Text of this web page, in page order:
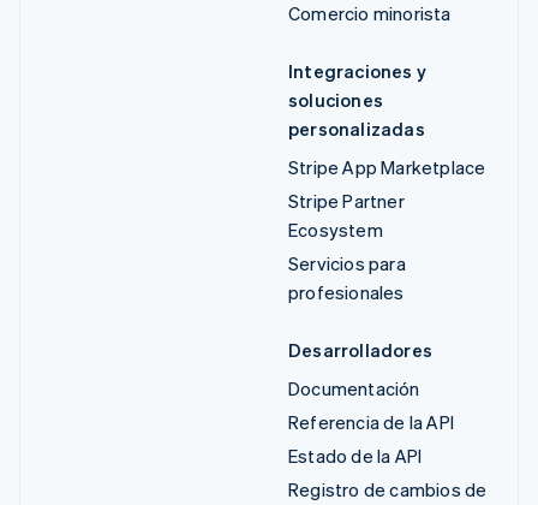
Comercio minorista
Integraciones y
soluciones
personalizadas
Stripe App Marketplace
Stripe Partner
Ecosystem
Servicios para
profesionales
Desarrolladores
Documentación
Referencia de la API
Estado de la API
Registro de cambios de